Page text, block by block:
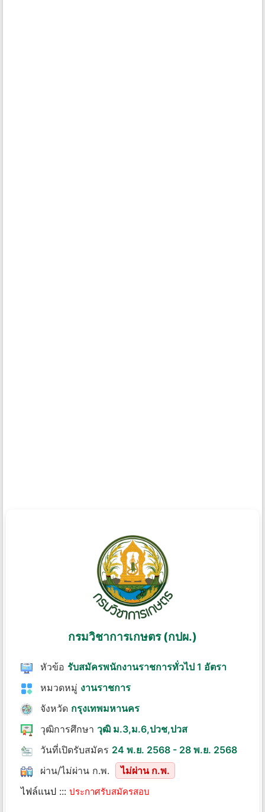
กรมวิชาการเกษตร (กปผ.)
หัวข้อ รับสมัครพนักงานราชการทั่วไป 1 อัตรา
หมวดหมู่ งานราชการ
จังหวัด กรุงเทพมหานคร
วุฒิการศึกษา วุฒิ ม.3,ม.6,ปวช,ปวส
วันที่เปิดรับสมัคร 24 พ.ย. 2568 - 28 พ.ย. 2568
ผ่าน/ไม่ผ่าน ก.พ.
ไม่ผ่าน ก.พ.
ไฟล์แนป ::: ประกาศรับสมัครสอบ